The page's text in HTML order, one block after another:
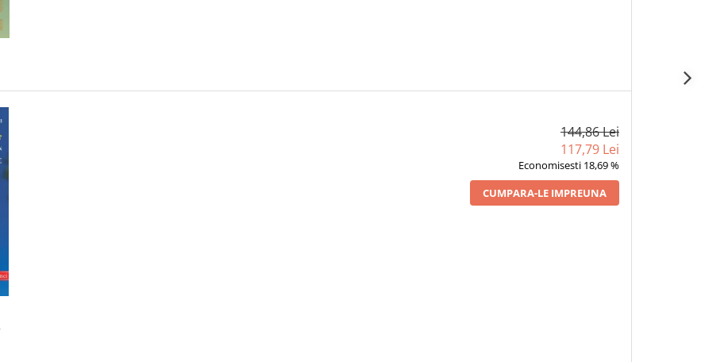
144,86 Lei
117,79 Lei
Economisesti 18,69 %
CUMPARA-LE IMPREUNA